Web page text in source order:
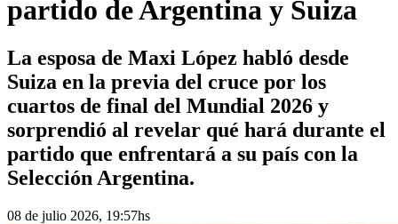
partido de Argentina y Suiza
La esposa de Maxi López habló desde
Suiza en la previa del cruce por los
cuartos de final del Mundial 2026 y
sorprendió al revelar qué hará durante el
partido que enfrentará a su país con la
Selección Argentina.
08 de julio 2026, 19:57hs